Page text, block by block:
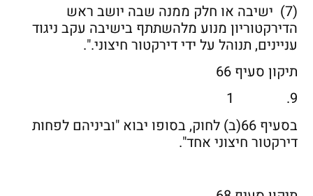
(7) ישיבה או חלק ממנה שבה יושב ראש
הדירקטוריון מנוע מלהשתתף בישיבה עקב ניגוד
עניינים, תנוהל על ידי דירקטור חיצוני.".
תיקון סעיף 66
9. 1
בסעיף 66(ב) לחוק, בסופו יבוא "וביניהם לפחות
דירקטור חיצוני אחד".